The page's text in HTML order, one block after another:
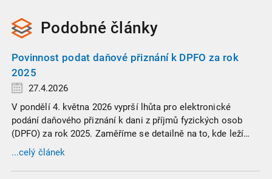
Podobné články
Povinnost podat daňové přiznání k DPFO za rok
2025
27.4.2026
V pondělí 4. května 2026 vyprší lhůta pro elektronické
podání daňového přiznání k dani z příjmů fyzických osob
(DPFO) za rok 2025. Zaměříme se detailně na to, kde leží
hranice povinnosti přiznání podat, jaké jsou nejčastější
chytáky v soubězích příjmů a na co si dát v roce 2026
...celý článek